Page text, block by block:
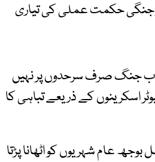
جنگی حکمت عملی کی تیاری
اب جنگ صرف سرحدوں پر نہیں
اسکرینوں کے ذریعے تباہی کا
عام شہریوں کو اٹھانا پڑتا